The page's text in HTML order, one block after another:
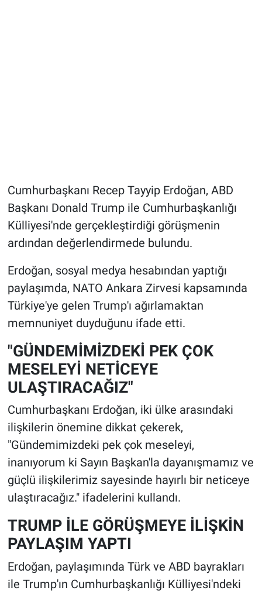
Cumhurbaşkanı Recep Tayyip Erdoğan, ABD
Başkanı Donald Trump ile Cumhurbaşkanlığı
Külliyesi'nde gerçekleştirdiği görüşmenin
ardından değerlendirmede bulundu.
Erdoğan, sosyal medya hesabından yaptığı
paylaşımda, NATO Ankara Zirvesi kapsamında
Türkiye'ye gelen Trump'ı ağırlamaktan
memnuniyet duyduğunu ifade etti.
"GÜNDEMİMİZDEKİ PEK ÇOK
MESELEYİ NETİCEYE
ULAŞTIRACAĞIZ"
Cumhurbaşkanı Erdoğan, iki ülke arasındaki
ilişkilerin önemine dikkat çekerek,
"Gündemimizdeki pek çok meseleyi,
inanıyorum ki Sayın Başkan'la dayanışmamız ve
güçlü ilişkilerimiz sayesinde hayırlı bir neticeye
ulaştıracağız." ifadelerini kullandı.
TRUMP İLE GÖRÜŞMEYE İLİŞKİN
PAYLAŞIM YAPTI
Erdoğan, paylaşımında Türk ve ABD bayrakları
ile Trump'ın Cumhurbaşkanlığı Külliyesi'ndeki